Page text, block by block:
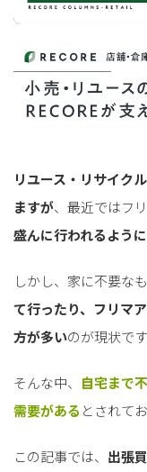
リユース・リサイク
ますが、最近ではフ
盛んに行われるように
しかし、家に不要な
て行ったり、フリマ
方が多いのが現状です
そんな中、 自宅まで
需要がある とされて
この記事では、 出張